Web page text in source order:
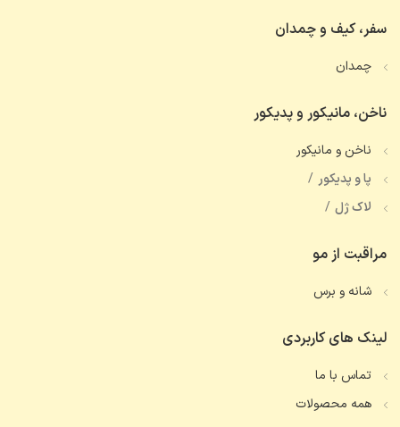
سفر، کیف و چمدان
چمدان
ناخن، مانیکور و پدیکور
ناخن و مانیکور
پا و پدیکور
لاک ژل
مراقبت از مو
شانه و برس
لینک های کاربردی
تماس با ما
همه محصولات